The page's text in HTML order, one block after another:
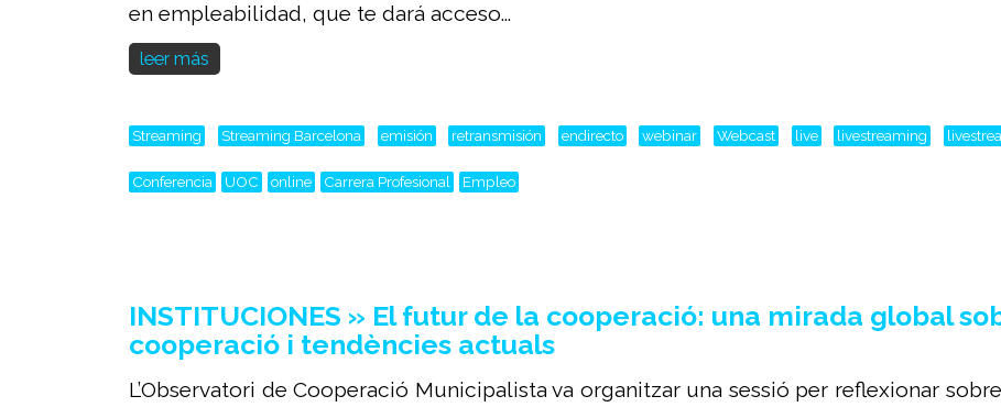
en empleabilidad, que te dará acceso...
leer más
Streaming Streaming Barcelona emisión retransmisión endirecto webinar Webcast live livestreaming
Conferencia UOC online Carrera Profesional Empleo
INSTITUCIONES » El futur de la cooperació: una mirada global
cooperació i tendències actuals
L’Observatori de Cooperació Municipalista va organitzar una sessió per reflexionar